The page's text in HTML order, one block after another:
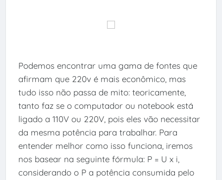
Podemos encontrar uma gama de fontes que
afirmam que 220v é mais econômico, mas
tudo isso não passa de mito: teoricamente,
tanto faz se o computador ou notebook está
ligado a 110V ou 220V, pois eles vão necessitar
da mesma potência para trabalhar. Para
entender melhor como isso funciona, iremos
nos basear na seguinte fórmula: P = U x i,
considerando o P a potência consumida pelo